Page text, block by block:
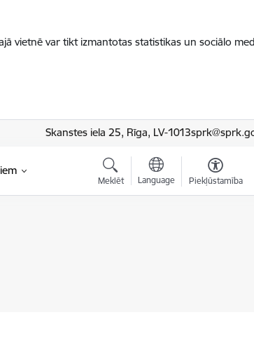
vietnē var tikt izmantotas statistikas un sociālo
Skanstes iela 25, Rīga, LV-1013
Meklēt Language Piekļūstamība